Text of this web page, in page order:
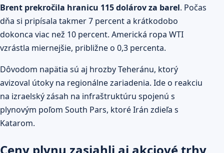
Brent prekročila hranicu 115 dolárov za barel. Počas
dňa si pripísala takmer 7 percent a krátkodobo
dokonca viac než 10 percent. Americká ropa WTI
vzrástla miernejšie, približne o 0,3 percenta.
Dôvodom napätia sú aj hrozby Teheránu, ktorý
avizoval útoky na regionálne zariadenia. Ide o reakciu
na izraelský zásah na infraštruktúru spojenú s
plynovým poľom South Pars, ktoré Irán zdieľa s
Katarom.
Ceny plynu zasiahli aj akciové trhy